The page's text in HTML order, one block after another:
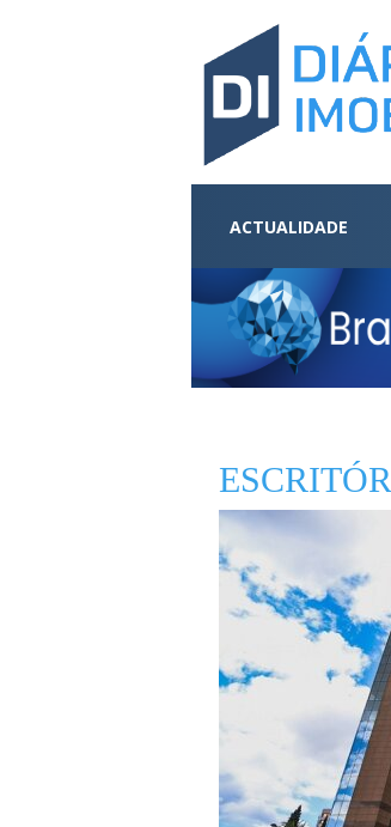
ACTUALIDADE